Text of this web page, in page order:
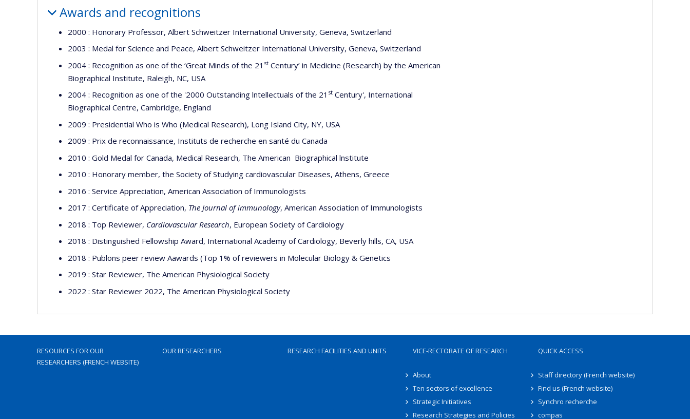
Awards and recognitions
2000 : Honorary Professor, Albert Schweitzer International University, Geneva, Switzerland
2003 : Medal for Science and Peace, Albert Schweitzer International University, Geneva, Switzerland
2004 : Recognition as one of the ‘Great Minds of the 21 st Century’ in Medicine (Research) by the American
Biographical Institute, Raleigh, NC, USA
2004 : Recognition as one of the '2000 Outstanding lntellectuals of the 21 st Century', International
Biographical Centre, Cambridge, England
2009 : Presidential Who is Who (Medical Research), Long Island City, NY, USA
2009 : Prix de reconnaissance, Instituts de recherche en santé du Canada
2010 : Gold Medal for Canada, Medical Research, The American Biographical lnstitute
2010 : Honorary member, the Society of Studying cardiovascular Diseases, Athens, Greece
2016 : Service Appreciation, American Association of Immunologists
2017 : Certificate of Appreciation, The Journal of immunology, American Association of Immunologists
2018 : Top Reviewer, Cardiovascular Research, European Society of Cardiology
2018 : Distinguished Fellowship Award, International Academy of Cardiology, Beverly hills, CA, USA
2018 : Publons peer review Aawards (Top 1% of reviewers in Molecular Biology & Genetics
2019 : Star Reviewer, The American Physiological Society
2022 : Star Reviewer 2022, The American Physiological Society
RESOURCES FOR OUR
RESEARCHERS (FRENCH WEBSITE)
OUR RESEARCHERS RESEARCH FACILITIES AND UNITS VICE-RECTORATE OF RESEARCH
About
Ten sectors of excellence
Strategic Initiatives
Research Strategies and Policies
QUICK ACCESS
Staff directory (French website)
Find us (French website)
Synchro recherche
compas